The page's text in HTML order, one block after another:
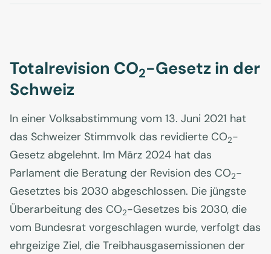
Totalrevision CO2-Gesetz in der
Schweiz
In einer Volksabstimmung vom 13. Juni 2021 hat
das Schweizer Stimmvolk das revidierte CO2-
Gesetz abgelehnt. Im März 2024 hat das
Parlament die Beratung der Revision des CO2-
Gesetztes bis 2030 abgeschlossen. Die jüngste
Überarbeitung des CO2-Gesetzes bis 2030, die
vom Bundesrat vorgeschlagen wurde, verfolgt das
ehrgeizige Ziel, die Treibhausgasemissionen der